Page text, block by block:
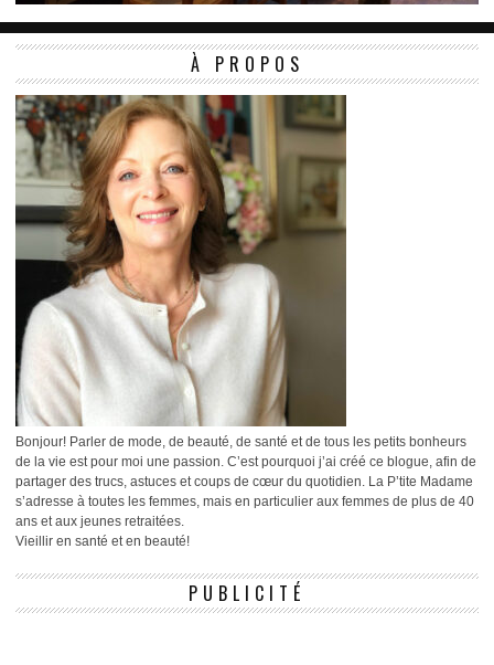
À PROPOS
Bonjour! Parler de mode, de beauté, de santé et de tous les petits bonheurs
de la vie est pour moi une passion. C’est pourquoi j’ai créé ce blogue, afin de
partager des trucs, astuces et coups de cœur du quotidien. La P’tite Madame
s’adresse à toutes les femmes, mais en particulier aux femmes de plus de 40
ans et aux jeunes retraitées.
Vieillir en santé et en beauté!
PUBLICITÉ